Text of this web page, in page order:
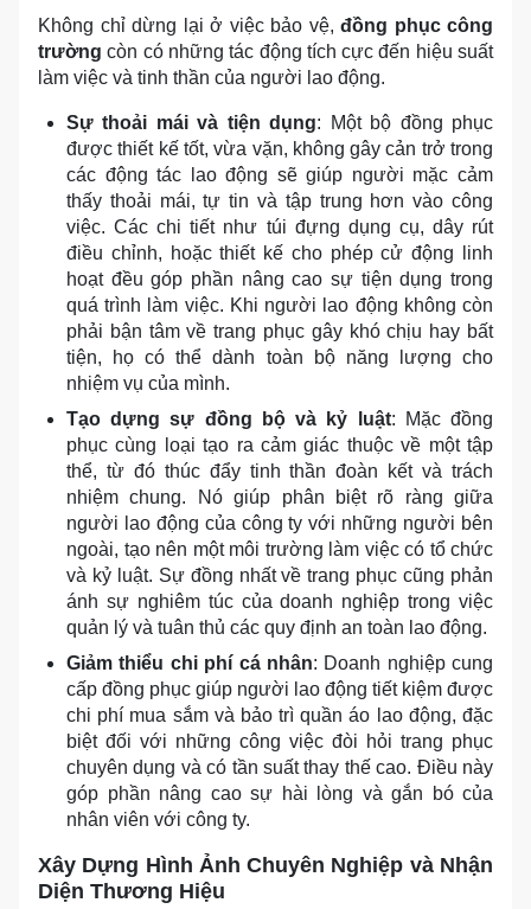
Không chỉ dừng lại ở việc bảo vệ, đồng phục công
trường còn có những tác động tích cực đến hiệu suất
làm việc và tinh thần của người lao động.
Sự thoải mái và tiện dụng: Một bộ đồng phục
được thiết kế tốt, vừa vặn, không gây cản trở trong
các động tác lao động sẽ giúp người mặc cảm
thấy thoải mái, tự tin và tập trung hơn vào công
việc. Các chi tiết như túi đựng dụng cụ, dây rút
điều chỉnh, hoặc thiết kế cho phép cử động linh
hoạt đều góp phần nâng cao sự tiện dụng trong
quá trình làm việc. Khi người lao động không còn
phải bận tâm về trang phục gây khó chịu hay bất
tiện, họ có thể dành toàn bộ năng lượng cho
nhiệm vụ của mình.
Tạo dựng sự đồng bộ và kỷ luật: Mặc đồng
phục cùng loại tạo ra cảm giác thuộc về một tập
thể, từ đó thúc đẩy tinh thần đoàn kết và trách
nhiệm chung. Nó giúp phân biệt rõ ràng giữa
người lao động của công ty với những người bên
ngoài, tạo nên một môi trường làm việc có tổ chức
và kỷ luật. Sự đồng nhất về trang phục cũng phản
ánh sự nghiêm túc của doanh nghiệp trong việc
quản lý và tuân thủ các quy định an toàn lao động.
Giảm thiểu chi phí cá nhân: Doanh nghiệp cung
cấp đồng phục giúp người lao động tiết kiệm được
chi phí mua sắm và bảo trì quần áo lao động, đặc
biệt đối với những công việc đòi hỏi trang phục
chuyên dụng và có tần suất thay thế cao. Điều này
góp phần nâng cao sự hài lòng và gắn bó của
nhân viên với công ty.
Xây Dựng Hình Ảnh Chuyên Nghiệp và Nhận
Diện Thương Hiệu